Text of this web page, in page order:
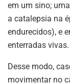
em um sino;
a catalepsia na
endurecidos), e
enterradas vivas.
Desse modo,
movimentar no